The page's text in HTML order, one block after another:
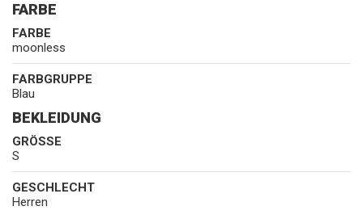
FARBE
FARBE
moonless
FARBGRUPPE
Blau
BEKLEIDUNG
GRÖSSE
S
GESCHLECHT
Herren